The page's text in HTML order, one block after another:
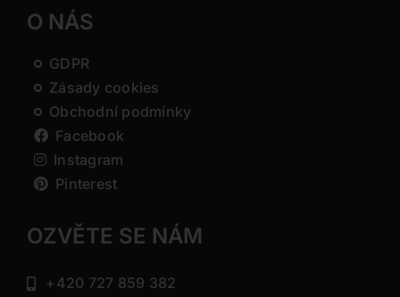
O NÁS
GDPR
Zásady cookies
Obchodní podmínky
Facebook
Instagram
Pinterest
OZVĚTE SE NÁM
+420 727 859 382